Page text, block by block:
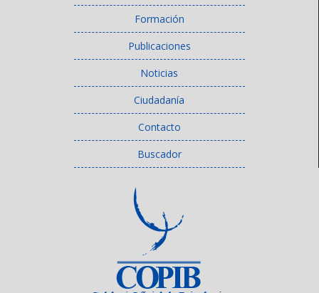
Formación
Publicaciones
Noticias
Ciudadanía
Contacto
Buscador